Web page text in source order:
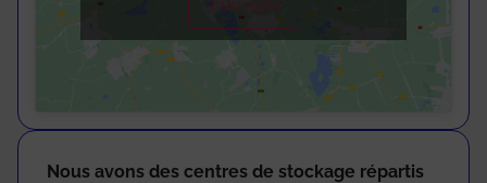
J’accepte
Nous avons des centres de stockage répartis